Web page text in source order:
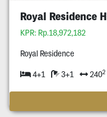
KPR: Rp.18,972,182
Royal Residence
4+1 3+1 2402